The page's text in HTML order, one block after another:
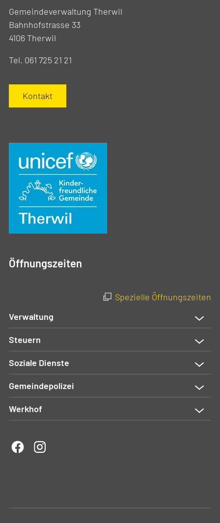
Gemeindeverwaltung Therwil
Bahnhofstrasse 33
4106 Therwil
Tel. 061 725 21 21
Kontakt
Öffnungszeiten
Spezielle Öffnungszeiten
Verwaltung
Steuern
Soziale Dienste
Gemeindepolizei
Werkhof